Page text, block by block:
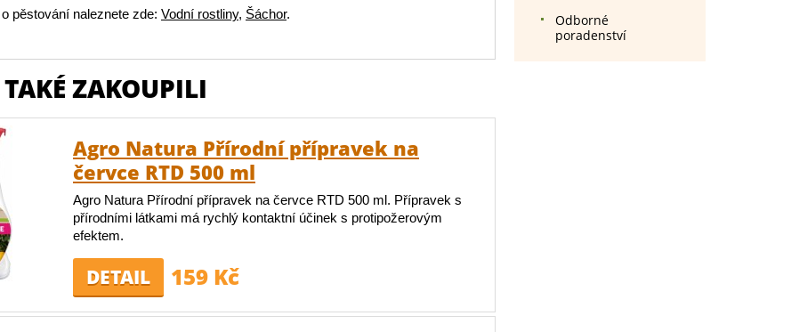
pěstování naleznete zde: Vodní rostliny, Šáchor.
ZAKOUPILI
Agro Natura Přírodní přípravek na
červce RTD 500 ml
Agro Natura Přírodní přípravek na červce RTD 500 ml. Přípravek s
přírodními látkami má rychlý kontaktní účinek s protipožerovým
efektem.
DETAIL 159 Kč
Odborné
poradenství